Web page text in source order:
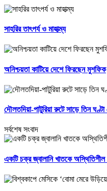
সাহরির তাৎপর্য ও মাহাত্ম্য
অনিশ্চয়তা কাটিয়ে দেশে ফিরছেন মুশফিক
দৌলতদিয়া-পাটুরিয়া রুটে সাড়ে তিন
সর্বশেষ সংবাদ
একটি চক্র জ্বালানি খাতকে অস্থিতিশীল